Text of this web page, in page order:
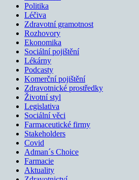
Politika
Léčiva
Zdravotní gramotnost
Rozhovory
Ekonomika
Sociální pojištění
Lékárny
Podcasty
Komerční pojištění
Zdravotnické prostředky
Životní styl
Legislativa
Sociální věci
Farmaceutické firmy
Stakeholders
Covid
Adman´s Choice
Farmacie
Aktuality